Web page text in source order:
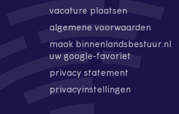
vacature plaatsen
algemene voorwaarden
maak binnenlandsbestuur.nl
uw google-favoriet
privacy statement
privacyinstellingen